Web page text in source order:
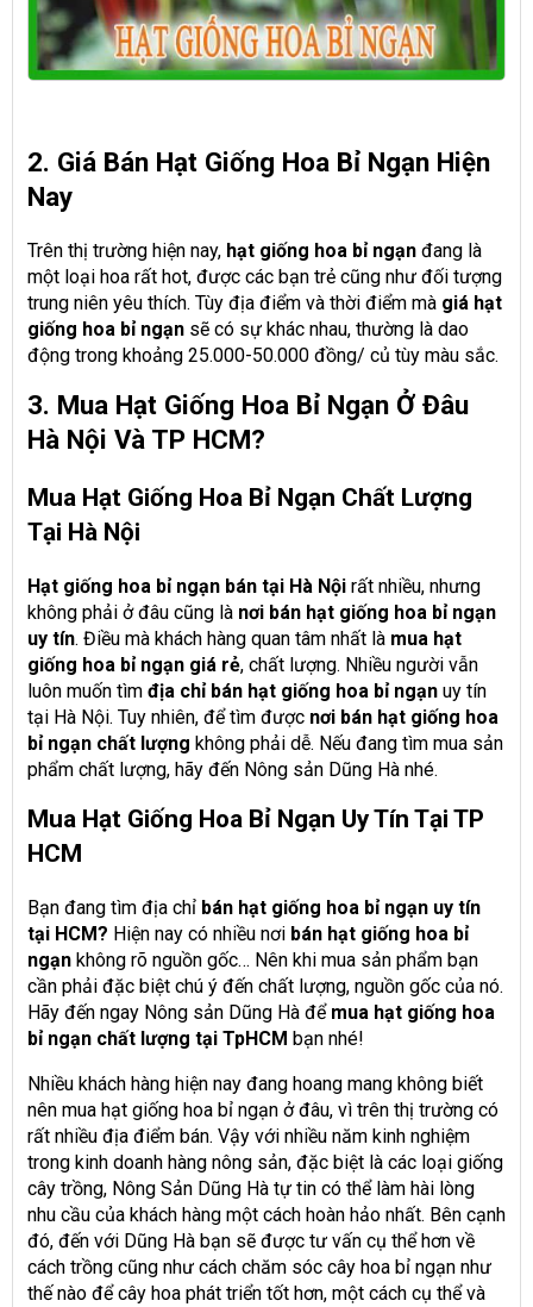
2. Giá Bán Hạt Giống Hoa Bỉ Ngạn Hiện
Nay
Trên thị trường hiện nay, hạt giống hoa bỉ ngạn đang là
một loại hoa rất hot, được các bạn trẻ cũng như đối tượng
trung niên yêu thích. Tùy địa điểm và thời điểm mà giá hạt
giống hoa bỉ ngạn sẽ có sự khác nhau, thường là dao
động trong khoảng 25.000-50.000 đồng/ củ tùy màu sắc.
3. Mua Hạt Giống Hoa Bỉ Ngạn Ở Đâu
Hà Nội Và TP HCM?
Mua Hạt Giống Hoa Bỉ Ngạn Chất Lượng
Tại Hà Nội
Hạt giống hoa bỉ ngạn bán tại Hà Nội rất nhiều, nhưng
không phải ở đâu cũng là nơi bán hạt giống hoa bỉ ngạn
uy tín. Điều mà khách hàng quan tâm nhất là mua hạt
giống hoa bỉ ngạn giá rẻ, chất lượng. Nhiều người vẫn
luôn muốn tìm địa chỉ bán hạt giống hoa bỉ ngạn uy tín
tại Hà Nội. Tuy nhiên, để tìm được nơi bán hạt giống hoa
bỉ ngạn chất lượng không phải dễ. Nếu đang tìm mua sản
phẩm chất lượng, hãy đến Nông sản Dũng Hà nhé.
Mua Hạt Giống Hoa Bỉ Ngạn Uy Tín Tại TP
HCM
Bạn đang tìm địa chỉ bán hạt giống hoa bỉ ngạn uy tín
tại HCM? Hiện nay có nhiều nơi bán hạt giống hoa bỉ
ngạn không rõ nguồn gốc… Nên khi mua sản phẩm bạn
cần phải đặc biệt chú ý đến chất lượng, nguồn gốc của nó.
Hãy đến ngay Nông sản Dũng Hà để mua hạt giống hoa
bỉ ngạn chất lượng tại TpHCM bạn nhé!
Nhiều khách hàng hiện nay đang hoang mang không biết
nên mua hạt giống hoa bỉ ngạn ở đâu, vì trên thị trường có
rất nhiều địa điểm bán. Vậy với nhiều năm kinh nghiệm
trong kinh doanh hàng nông sản, đặc biệt là các loại giống
cây trồng, Nông Sản Dũng Hà tự tin có thể làm hài lòng
nhu cầu của khách hàng một cách hoàn hảo nhất. Bên cạnh
đó, đến với Dũng Hà bạn sẽ được tư vấn cụ thể hơn về
cách trồng cũng như cách chăm sóc cây hoa bỉ ngạn như
thế nào để cây hoa phát triển tốt hơn, một cách cụ thể và